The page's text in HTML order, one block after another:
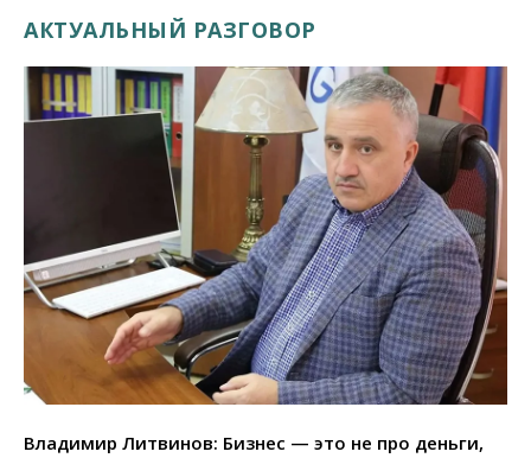
АКТУАЛЬНЫЙ РАЗГОВОР
Владимир Литвинов: Бизнес — это не про деньги,